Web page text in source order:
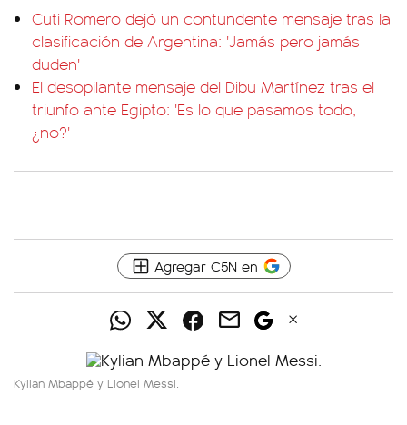
Cuti Romero dejó un contundente mensaje tras la
clasificación de Argentina: 'Jamás pero jamás
duden'
El desopilante mensaje del Dibu Martínez tras el
triunfo ante Egipto: 'Es lo que pasamos todo,
¿no?'
Agregar C5N en
Kylian Mbappé y Lionel Messi.